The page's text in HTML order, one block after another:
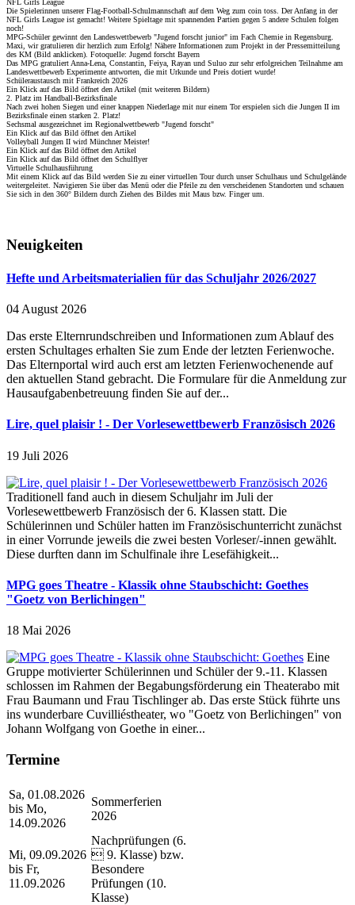
NFL Girls League
Die Spielerinnen unserer Flag-Football-Schulmannschaft auf dem Weg zum coin toss. Der Anfang in der
NFL Girls League ist gemacht! Weitere Spieltage mit spannenden Partien gegen 5 andere Schulen folgen
noch!
MPG-Schüler gewinnt den Landeswettbewerb "Jugend forscht junior" im Fach Chemie in Regensburg.
Maxi, wir gratulieren dir herzlich zum Erfolg! Nähere Informationen zum Projekt in der Pressemitteilung
des KM (Bild anklicken). Fotoquelle: Jugend forscht Bayern
Das MPG gratuliert Anna-Lena, Constantin, Feiya, Rayan und Suluo zur sehr erfolgreichen Teilnahme am
Landeswettbewerb Experimente antworten, die mit Urkunde und Preis dotiert wurde!
Schüleraustausch mit Frankreich 2026
Ein Klick auf das Bild öffnet den Artikel (mit weiteren Bildern)
2. Platz im Handball-Bezirksfinale
Nach zwei hohen Siegen und einer knappen Niederlage mit nur einem Tor erspielen sich die Jungen II im
Bezirksfinale einen starken 2. Platz!
Sechsmal ausgezeichnet im Regionalwettbewerb "Jugend forscht"
Ein Klick auf das Bild öffnet den Artikel
Volleyball Jungen II wird Münchner Meister!
Ein Klick auf das Bild öffnet den Artikel
Ein Klick auf das Bild öffnet den Schulflyer
Virtuelle Schulhausführung
Mit einem Klick auf das Bild werden Sie zu einer virtuellen Tour durch unser Schulhaus und Schulgelände
weitergeleitet. Navigieren Sie über das Menü oder die Pfeile zu den verscheidenen Standorten und schauen
Sie sich in den 360° Bildern durch Ziehen des Bildes mit Maus bzw. Finger um.
Neuigkeiten
Hefte und Arbeitsmaterialien für das Schuljahr 2026/2027
04 August 2026
Das erste Elternrundschreiben und Informationen zum Ablauf des
ersten Schultages erhalten Sie zum Ende der letzten Ferienwoche.
Das Elternportal wird auch erst am letzten Ferienwochenende auf
den aktuellen Stand gebracht. Die Formulare für die Anmeldung zur
Hausaufgabenbetreuung finden Sie auf der...
Lire, quel plaisir ! - Der Vorlesewettbewerb Französisch 2026
19 Juli 2026
Traditionell fand auch in diesem Schuljahr im Juli der
Vorlesewettbewerb Französisch der 6. Klassen statt. Die
Schülerinnen und Schüler hatten im Französischunterricht zunächst
in einer Vorrunde jeweils die zwei besten Vorleser/-innen gewählt.
Diese durften dann im Schulfinale ihre Lesefähigkeit...
MPG goes Theatre - Klassik ohne Staubschicht: Goethes
"Goetz von Berlichingen"
18 Mai 2026
Eine
Gruppe motivierter Schülerinnen und Schüler der 9.-11. Klassen
schlossen im Rahmen der Begabungsförderung ein Theaterabo mit
Frau Baumann und Frau Tischlinger ab. Das erste Stück führte uns
ins wunderbare Cuvilliéstheater, wo "Goetz von Berlichingen" von
Johann Wolfgang von Goethe in einer...
Termine
Sa, 01.08.2026
bis Mo,
14.09.2026
Sommerferien
2026
Mi, 09.09.2026
bis Fr,
11.09.2026
Nachprüfungen (6.
 9. Klasse) bzw.
Besondere
Prüfungen (10.
Klasse)